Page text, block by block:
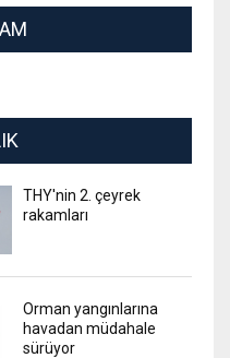
THY'nin 2. çeyrek
rakamları
Orman yangınlarına
havadan müdahale
sürüyor